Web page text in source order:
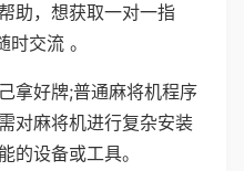
助，想获取一对一指
交流 。
拿好牌;普通麻将机程序
对麻将机进行复杂安装
的设备或工具。